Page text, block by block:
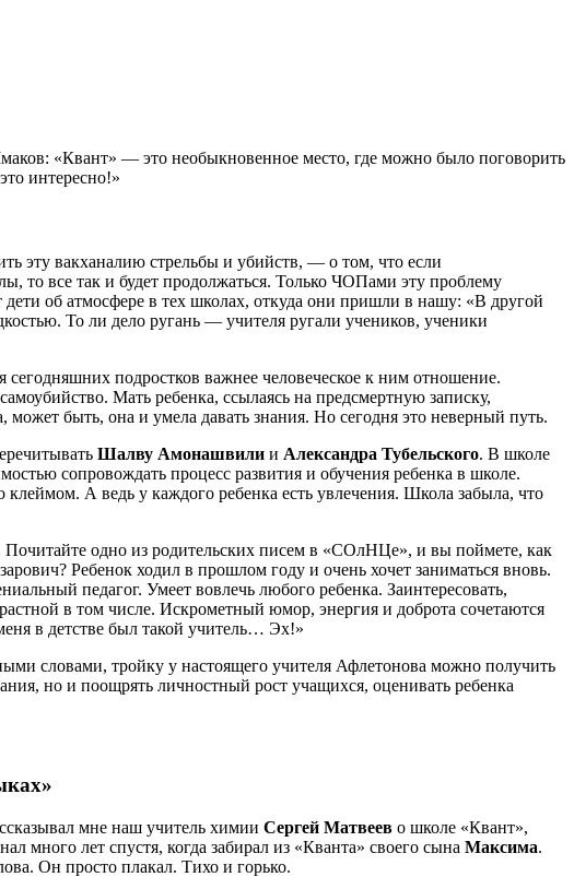
«Квант» — это необыкновенное место, где можно было поговорить
интересно!»
эту вакханалию стрельбы и убийств, — о том, что если
то все так и будет продолжаться. Только ЧОПами эту проблему
об атмосфере в тех школах, откуда они пришли в нашу: «В другой
То ли дело ругань — учителя ругали учеников, ученики
подростков важнее человеческое к ним отношение.
Мать ребенка, ссылаясь на предсмертную записку,
быть, она и умела давать знания. Но сегодня это неверный путь.
Шалву Амонашвили и Александра Тубельского. В школе
сопровождать процесс развития и обучения ребенка в школе.
А ведь у каждого ребенка есть увлечения. Школа забыла, что
одно из родительских писем в «СОлНЦе», и вы поймете, как
Ребенок ходил в прошлом году и очень хочет заниматься вновь.
педагог. Умеет вовлечь любого ребенка. Заинтересовать,
в том числе. Искрометный юмор, энергия и доброта сочетаются
в детстве был такой учитель… Эх!»
словами, тройку у настоящего учителя Афлетонова можно получить
но и поощрять личностный рост учащихся, оценивать ребенка
мне наш учитель химии Сергей Матвеев о школе «Квант»,
много лет спустя, когда забирал из «Кванта» своего сына Максима.
Он просто плакал. Тихо и горько.